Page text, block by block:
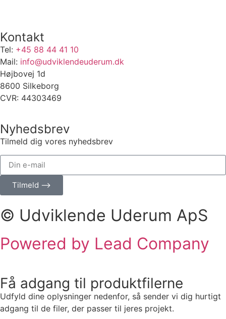
Kontakt
Tel: +45 88 44 41 10
Mail: info@udviklendeuderum.dk
Højbovej 1d
8600 Silkeborg
CVR: 44303469
Nyhedsbrev
Tilmeld dig vores nyhedsbrev
Tilmeld ⟶
© Udviklende Uderum ApS
Powered by Lead Company
Få adgang til produktfilerne
Udfyld dine oplysninger nedenfor, så sender vi dig hurtigt
adgang til de filer, der passer til jeres projekt.